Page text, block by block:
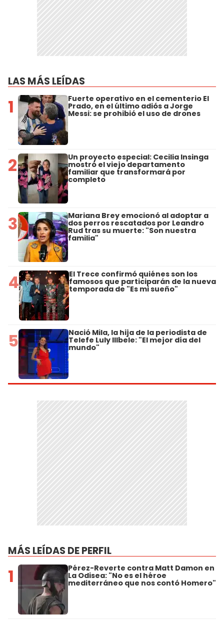
LAS MÁS LEÍDAS
1 Fuerte operativo en el cementerio El
Prado, en el último adiós a Jorge
Messi: se prohibió el uso de drones
2 Un proyecto especial: Cecilia Insinga
mostró el viejo departamento
familiar que transformará por
completo
3 Mariana Brey emocionó al adoptar a
dos perros rescatados por Leandro
Rud tras su muerte: "Son nuestra
familia"
4 El Trece confirmó quiénes son los
famosos que participarán de la nueva
temporada de "Es mi sueño"
5 Nació Mila, la hija de la periodista de
Telefe Luly Illbele: "El mejor día del
mundo"
MÁS LEÍDAS DE PERFIL
1 Pérez-Reverte contra Matt Damon en
La Odisea: "No es el héroe
mediterráneo que nos contó Homero"